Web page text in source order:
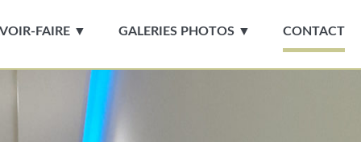
FAIRE ▼ GALERIES PHOTOS ▼ CONTACT